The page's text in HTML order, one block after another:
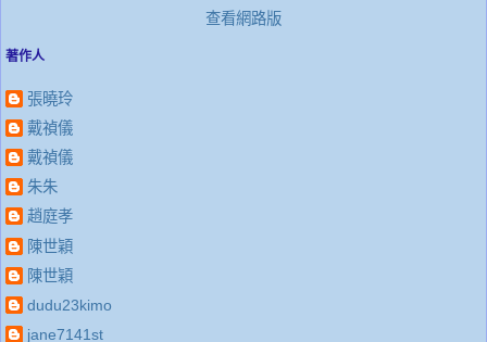
查看網路版
著作人
張曉玲
戴禎儀
戴禎儀
朱朱
趙庭孝
陳世穎
陳世穎
dudu23kimo
jane7141st